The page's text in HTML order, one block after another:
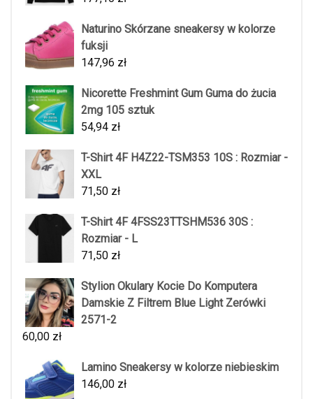
Naturino Skórzane sneakersy w kolorze
fuksji
147,96 zł
Nicorette Freshmint Gum Guma do żucia
2mg 105 sztuk
54,94 zł
T-Shirt 4F H4Z22-TSM353 10S : Rozmiar -
XXL
71,50 zł
T-Shirt 4F 4FSS23TTSHM536 30S :
Rozmiar - L
71,50 zł
Stylion Okulary Kocie Do Komputera
Damskie Z Filtrem Blue Light Zerówki
2571-2
60,00 zł
Lamino Sneakersy w kolorze niebieskim
146,00 zł